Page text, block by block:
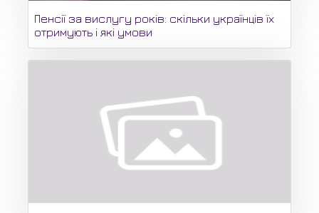
Пенсії за вислугу років: скільки українців їх
отримують і які умови